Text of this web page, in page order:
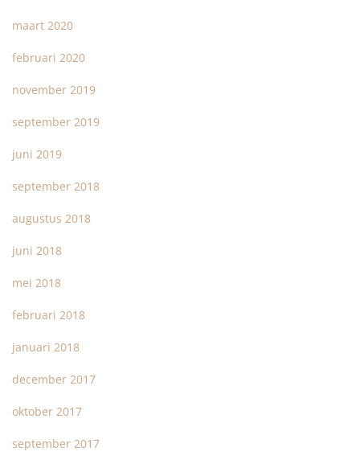
maart 2020
februari 2020
november 2019
september 2019
juni 2019
september 2018
augustus 2018
juni 2018
mei 2018
februari 2018
januari 2018
december 2017
oktober 2017
september 2017